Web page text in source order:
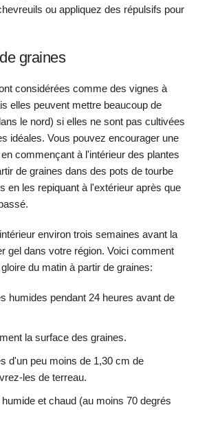
ou appliquez des répulsifs pour
graines
considérées comme des vignes à
elles peuvent mettre beaucoup de
le nord) si elles ne sont pas cultivées
idéales. Vous pouvez encourager une
commençant à l'intérieur des plantes
de graines dans des pots de tourbe
en les repiquant à l'extérieur après que
environ trois semaines avant la
gel dans votre région. Voici comment
du matin à partir de graines:
humides pendant 24 heures avant de
la surface des graines.
d'un peu moins de 1,30 cm de
les de terreau.
et chaud (au moins 70 degrés